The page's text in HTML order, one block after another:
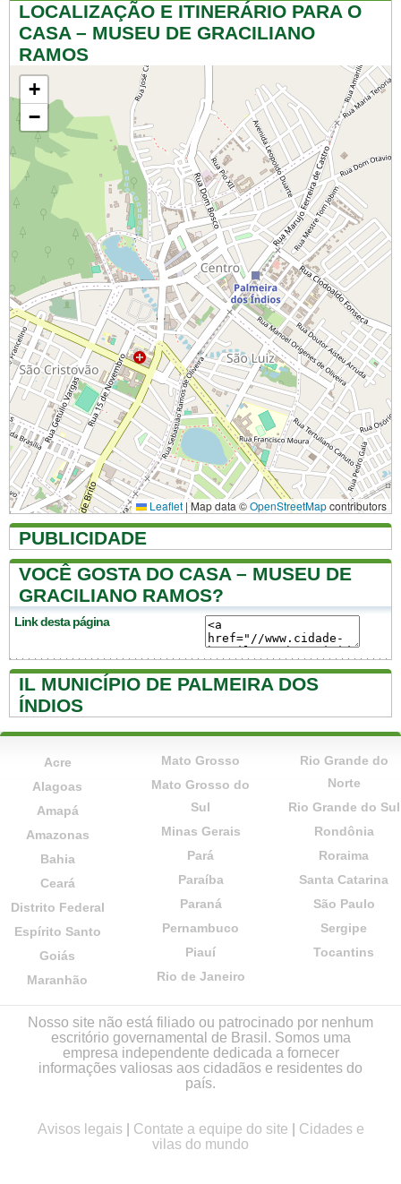
LOCALIZAÇÃO E ITINERÁRIO PARA O
CASA – MUSEU DE GRACILIANO
RAMOS
+
−
Leaflet | Map data ©OpenStreetMapcontributors
PUBLICIDADE
VOCÊ GOSTA DO CASA – MUSEU DE
GRACILIANO RAMOS?
Link desta página
IL MUNICÍPIO DE PALMEIRA DOS
ÍNDIOS
Acre
Alagoas
Amapá
Amazonas
Bahia
Ceará
Distrito Federal
Espírito Santo
Goiás
Maranhão
Mato Grosso
Mato Grosso do
Sul
Minas Gerais
Pará
Paraíba
Paraná
Pernambuco
Piauí
Rio de Janeiro
Rio Grande do
Norte
Rio Grande do Sul
Rondônia
Roraima
Santa Catarina
São Paulo
Sergipe
Tocantins
Nosso site não está filiado ou patrocinado por nenhum
escritório governamental de Brasil. Somos uma
empresa independente dedicada a fornecer
informações valiosas aos cidadãos e residentes do
país.
Avisos legais Contate a equipe do site
Cidades e
vilas do mundo